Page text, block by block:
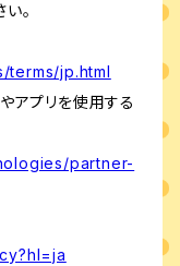
。
terms/jp.html
アプリを使用する
partner-